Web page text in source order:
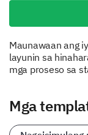
Maunawaan ang
layunin sa
mga proseso sa
Mga